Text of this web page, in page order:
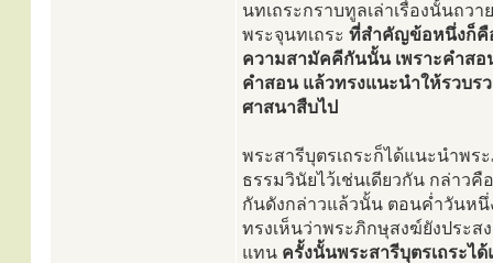
นทเถระกราบทูลเล่าเรื่องนั้นถ
พระจุนทเถระ ที่สำคัญข้อหนึ่งก็คื
ความสามัคคีกันนั้น เพราะคำส
คำสอน แล้วทรงแนะนำให้รวบร
ศาสนาสืบไป
พระสารีบุตรเถระก็ได้แนะนำพ
ธรรมวินัยไว้เช่นเดียวกัน กล่าว
กันดังกล่าวแล้วนั้น ตอนค่ำวันหนึ่
ทรงเห็นว่าพระภิกษุสงฆ์ยังประส
แทน ครั้งนั้นพระสารีบุตรเถระไ